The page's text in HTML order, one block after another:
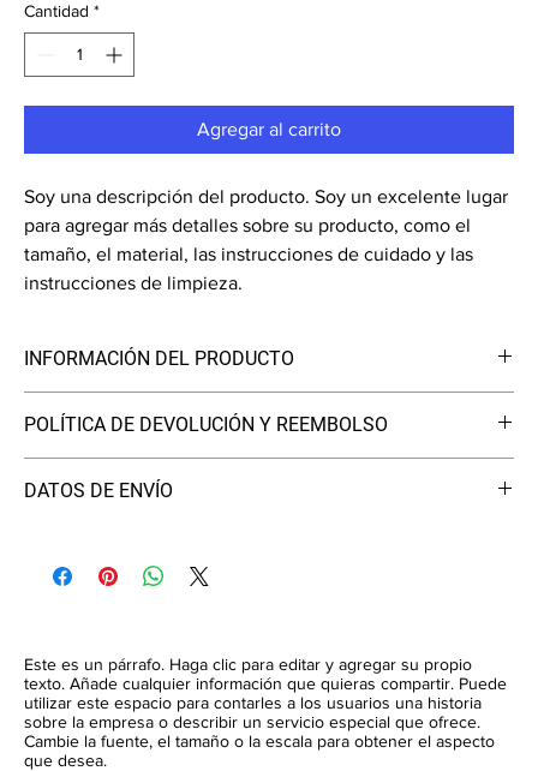
Cantidad *
Agregar al carrito
Soy una descripción del producto. Soy un excelente lugar
para agregar más detalles sobre su producto, como el
tamaño, el material, las instrucciones de cuidado y las
instrucciones de limpieza.
INFORMACIÓN DEL PRODUCTO
más información sobre su producto, como el tamaño, el material,
las instrucciones de cuidado y limpieza. Este también es un gran
espacio para escribir qué hace que este producto sea especial y
POLÍTICA DE DEVOLUCIÓN Y REEMBOLSO
lugar para que sus clientes sepan qué hacer en caso de que no
generar confianza y asegurar a sus clientes que pueden comprar
DATOS DE ENVÍO
Brindar información directa sobre su política de envío es una
Este es un párrafo. Haga clic para editar y agregar su propio
texto. Añade cualquier información que quieras compartir. Puede
utilizar este espacio para contarles a los usuarios una historia
sobre la empresa o describir un servicio especial que ofrece.
Cambie la fuente, el tamaño o la escala para obtener el aspecto
que desea.